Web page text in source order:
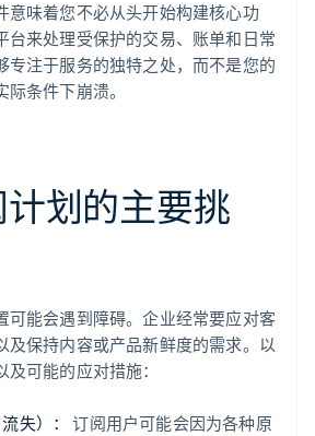
意味着您不必从头开始构建核心功
台来处理受保护的交易、账单和日常
专注于服务的独特之处，而不是您的
条件下崩溃。
划的主要挑
可能会遇到障碍。企业经常要应对客
及保持内容或产品新鲜度的需求。以
可能的应对措施：
失）：
订阅用户可能会因为各种原